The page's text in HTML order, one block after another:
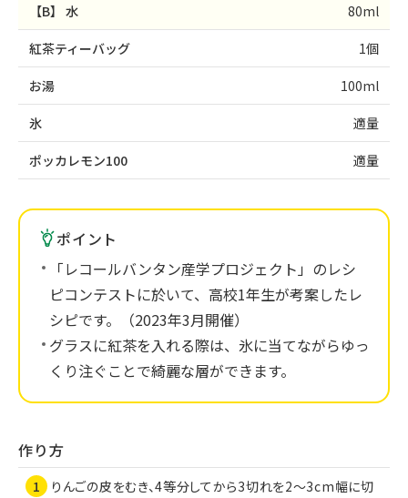
【B】 水 80ml
紅茶ティーバッグ 1個
お湯 100ml
氷 適量
ポッカレモン100 適量
ポイント
「レコールバンタン産学プロジェクト」のレシ
ピコンテストに於いて、高校1年生が考案したレ
シピです。（2023年3月開催）
グラスに紅茶を入れる際は、氷に当てながらゆっ
くり注ぐことで綺麗な層ができます。
作り方
りんごの皮をむき、4等分してから3切れを2～3cm幅に切